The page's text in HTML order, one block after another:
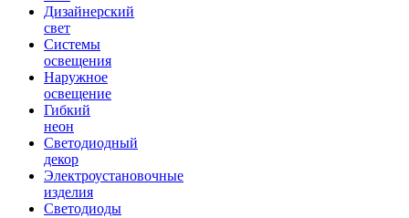
Дизайнерский
свет
Системы
освещения
Наружное
освещение
Гибкий
неон
Светодиодный
декор
Электроустановочные
изделия
Светодиоды